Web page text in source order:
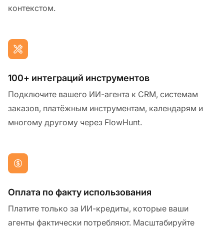
контекстом.
100+ интеграций инструментов
Подключите вашего ИИ-агента к CRM, системам
заказов, платёжным инструментам, календарям и
многому другому через FlowHunt.
Оплата по факту использования
Платите только за ИИ-кредиты, которые ваши
агенты фактически потребляют. Масштабируйте